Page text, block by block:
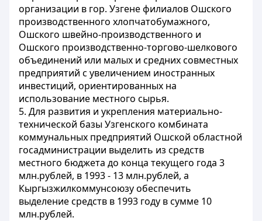
организации в гор. Узгене филиалов Ошского
производственного хлопчатобумажного,
Ошского швейно-производственного и
Ошского производственно-торгово-шелкового
объединений или малых и средних совместных
предприятий с увеличением иностранных
инвестиций, ориентированных на
использование местного сырья.
5. Для развития и укрепления материально-
технической базы Узгенского комбината
коммунальных предприятий Ошской областной
госадминистрации выделить из средств
местного бюджета до конца текущего года 3
млн.рублей, в 1993 - 13 млн.рублей, а
Кыргызжилкоммунсоюзу обеспечить
выделение средств в 1993 году в сумме 10
млн.рублей.